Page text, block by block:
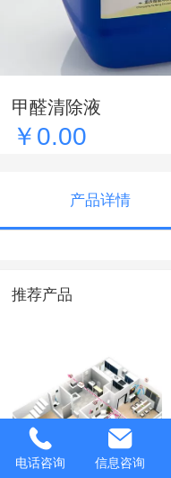
甲醛清除液
￥0.00
产品详情
推荐产品
新风方案三
电话咨询 信息咨询